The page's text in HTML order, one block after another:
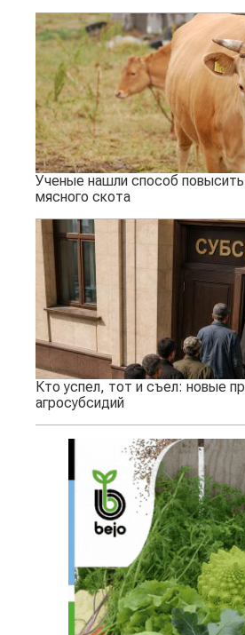
Ученые нашли способ
мясного скота
Кто успел, тот и съел: новые
агросубсидий